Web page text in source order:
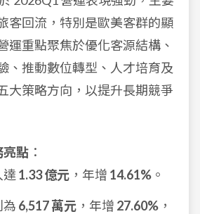
客回流，特別是歐美客群的顯
運重點聚焦於優化客源結構、
、推動數位轉型、人才培育及
大策略方向，以提升長期競爭
亮點 ：
達 1.33 億元 ，年增 14.61% 。
為 6,517 萬元 ，年增 27.60% ，